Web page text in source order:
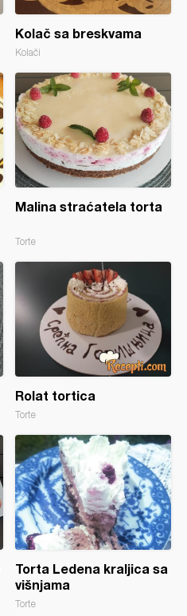
Kolač sa breskvama
Kolači
Malina straćatela torta
Torte
Rolat tortica
Torte
Torta Ledena kraljica sa
višnjama
Torte